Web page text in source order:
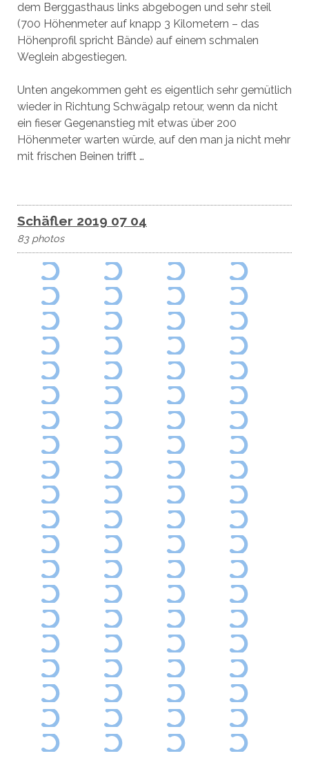
dem Berggasthaus links abgebogen und sehr steil
(700 Höhenmeter auf knapp 3 Kilometern – das
Höhenprofil spricht Bände) auf einem schmalen
Weglein abgestiegen.
Unten angekommen geht es eigentlich sehr gemütlich
wieder in Richtung Schwägalp retour, wenn da nicht
ein fieser Gegenanstieg mit etwas über 200
Höhenmeter warten würde, auf den man ja nicht mehr
mit frischen Beinen trifft …
Schäfler 2019 07 04
83 photos